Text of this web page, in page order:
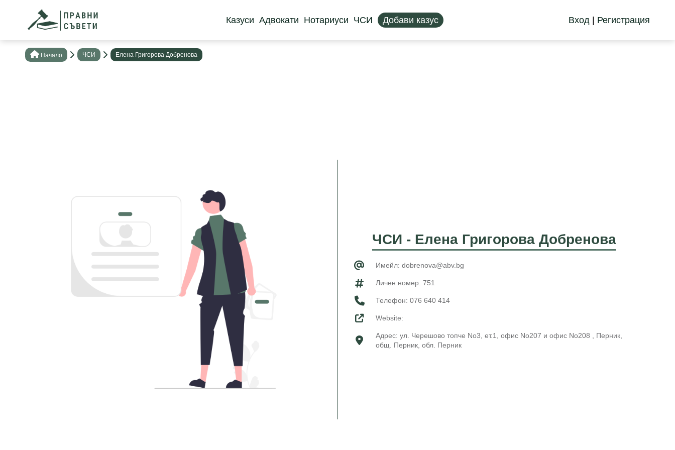
Казуси Адвокати Нотариуси ЧСИ Добави казус Вход | Регистрация
Нaчало ЧСИ Елена Григорова Добренова
ЧСИ - Елена Григорова Добренова
Имейл: dobrenova@abv.bg
Личен номер: 751
Телефон: 076 640 414
Website:
Адрес: ул. Черешово топче No3, ет.1, офис No207 и офис No208 , Перник,
общ. Перник, обл. Перник